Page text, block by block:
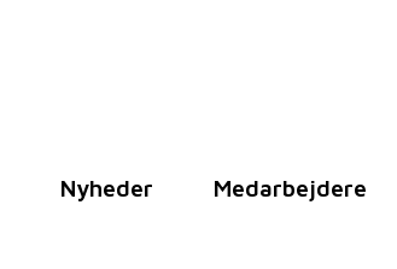
Nyheder Medarbejdere